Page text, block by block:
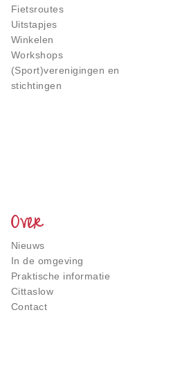
Fietsroutes
Uitstapjes
Winkelen
Workshops
(Sport)verenigingen en
stichtingen
Over
Nieuws
In de omgeving
Praktische informatie
Cittaslow
Contact